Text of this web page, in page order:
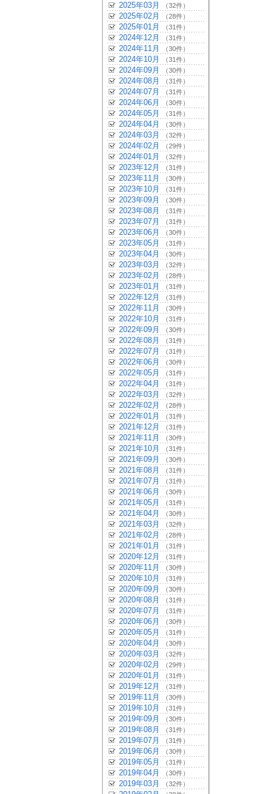
2025年03月 （32件）
2025年02月 （28件）
2025年01月 （31件）
2024年12月 （31件）
2024年11月 （30件）
2024年10月 （31件）
2024年09月 （30件）
2024年08月 （31件）
2024年07月 （31件）
2024年06月 （30件）
2024年05月 （31件）
2024年04月 （30件）
2024年03月 （32件）
2024年02月 （29件）
2024年01月 （32件）
2023年12月 （31件）
2023年11月 （30件）
2023年10月 （31件）
2023年09月 （30件）
2023年08月 （31件）
2023年07月 （31件）
2023年06月 （30件）
2023年05月 （31件）
2023年04月 （30件）
2023年03月 （32件）
2023年02月 （28件）
2023年01月 （31件）
2022年12月 （31件）
2022年11月 （30件）
2022年10月 （31件）
2022年09月 （30件）
2022年08月 （31件）
2022年07月 （31件）
2022年06月 （30件）
2022年05月 （31件）
2022年04月 （31件）
2022年03月 （32件）
2022年02月 （28件）
2022年01月 （31件）
2021年12月 （31件）
2021年11月 （30件）
2021年10月 （31件）
2021年09月 （30件）
2021年08月 （31件）
2021年07月 （31件）
2021年06月 （30件）
2021年05月 （31件）
2021年04月 （30件）
2021年03月 （32件）
2021年02月 （28件）
2021年01月 （31件）
2020年12月 （31件）
2020年11月 （30件）
2020年10月 （31件）
2020年09月 （30件）
2020年08月 （31件）
2020年07月 （31件）
2020年06月 （30件）
2020年05月 （31件）
2020年04月 （30件）
2020年03月 （32件）
2020年02月 （29件）
2020年01月 （31件）
2019年12月 （31件）
2019年11月 （30件）
2019年10月 （31件）
2019年09月 （30件）
2019年08月 （31件）
2019年07月 （31件）
2019年06月 （30件）
2019年05月 （31件）
2019年04月 （30件）
2019年03月 （32件）